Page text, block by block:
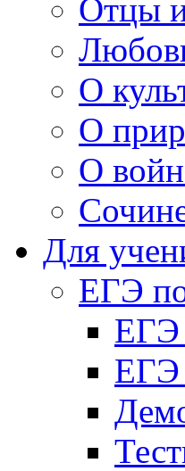
Отцы
О
О
О
Для
ЕГЭ
ЕГЭ
ЕГЭ